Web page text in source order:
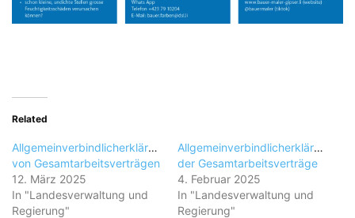
Related
Allgemeinverbindlicherklärung
von Gesamtarbeitsverträgen
12. März 2025
In "Landesverwaltung und
Regierung"
Allgemeinverbindlicherklärung
der Gesamtarbeitsverträge
4. Februar 2025
In "Landesverwaltung und
Regierung"